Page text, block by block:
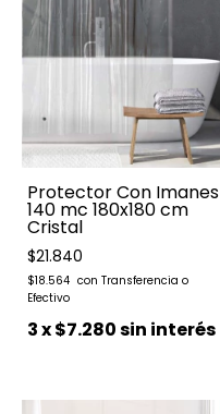
Protector Con Imanes
140 mc 180x180 cm
Cristal
$21.840
$18.564
3x$7.280sin interés